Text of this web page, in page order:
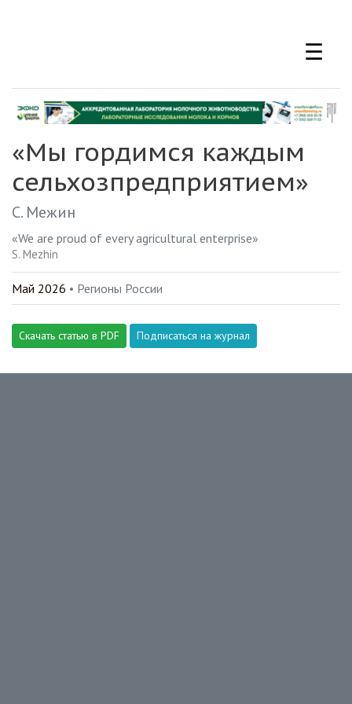
☰
«Мы гордимся каждым
сельхозпредприятием»
С. Межин
«We are proud of every agricultural enterprise»
S. Mezhin
Май 2026 • Регионы России
Скачать статью в PDF Подписаться на журнал